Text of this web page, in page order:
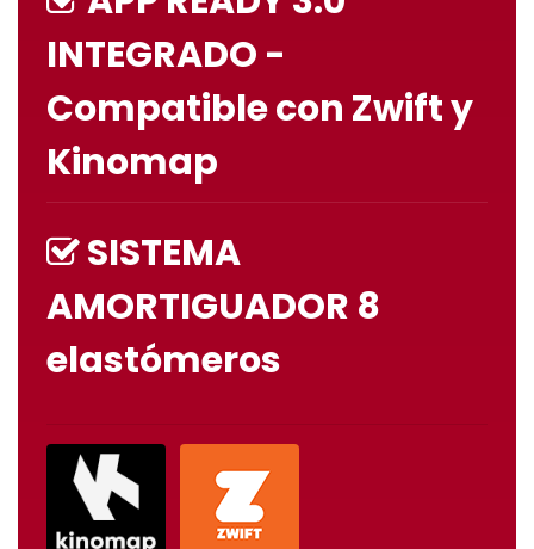
INTEGRADO -
Compatible con Zwift y
Kinomap
SISTEMA
AMORTIGUADOR 8
elastómeros